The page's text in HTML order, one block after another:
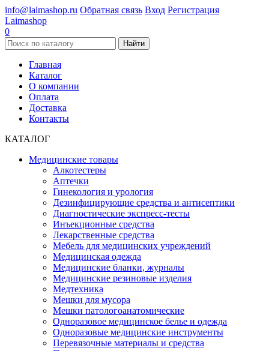
info@laimashop.ru Обратная связь Вход Регистрация
Laimashop
0
Найти
Главная
Каталог
О компании
Оплата
Доставка
Контакты
КАТАЛОГ
Медицинские товары
Алкотестеры
Аптечки
Гинекология и урология
Дезинфицирующие средства и антисептики
Диагностические экспресс-тесты
Инъекционные средства
Лекарственные средства
Мебель для медицинских учреждений
Медицинская одежда
Медицинские бланки, журналы
Медицинские резиновые изделия
Медтехника
Мешки для мусора
Мешки патологоанатомические
Одноразовое медицинское белье и одежда
Одноразовые медицинские инструменты
Перевязочные материалы и средства